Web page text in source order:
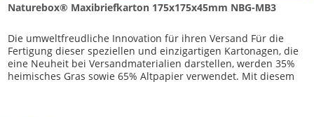
Naturebox® Maxibriefkarton 175x175x45mm NBG-MB3
Die umweltfreudliche Innovation für ihren Versand Für die
Fertigung dieser speziellen und einzigartigen Kartonagen, die
eine Neuheit bei Versandmaterialien darstellen, werden 35%
heimisches Gras sowie 65% Altpapier verwendet. Mit diesem